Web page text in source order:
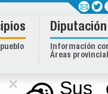
×
Sus
Diputación
Información
Áreas